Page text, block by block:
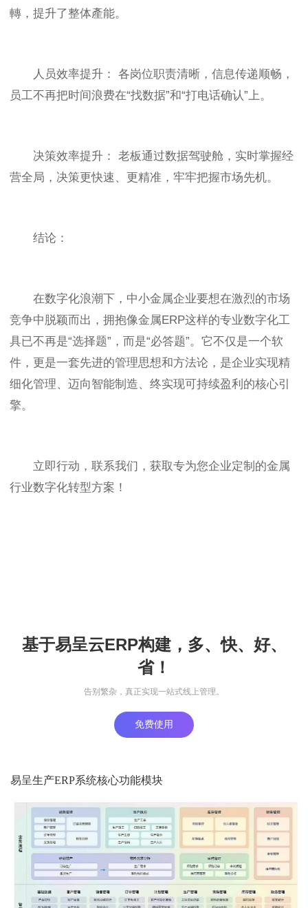
轉，提升了整体產能。
人员效率提升： 各岗位职责清晰，信息传递顺畅，
员工不再把时间浪费在“找数据”和“打电话确认”上。
决策效率提升： 老板通过数据驾驶舱，实时掌握经
营全局，决策更快速、更精准，牢牢把握市场先机。
结论：
在数字化浪潮下，中小金属企业要想在激烈的市场
竞争中脱颖而出，拥抱像金属ERP这样的专业数字化工
具已不再是“选择题”，而是“必答题”。它不仅是一个软
件，更是一套先进的管理思想和方法论，是企业实现精
细化管理、迈向智能制造、终实现可持续盈利的核心引
擎。
立即行动，联系我们，获取专为您企业定制的金属
行业数字化转型方案！
基于易呈云ERP构建，多、快、好、
省！
告别繁杂，真正实现一站式线上管理。
免费使用
易呈生产ERP系统核心功能模块